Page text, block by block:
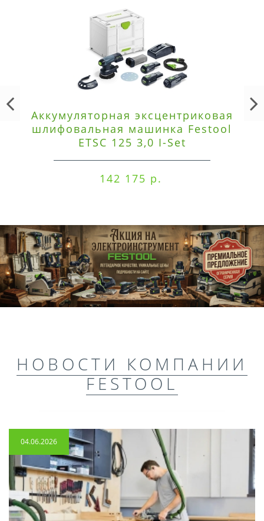
Аккумуляторная эксцентриковая
шлифовальная машинка Festool
ETSC 125 3,0 I-Set
142 175 р.
НОВОСТИ КОМПАНИИ
FESTOOL
04.06.2026